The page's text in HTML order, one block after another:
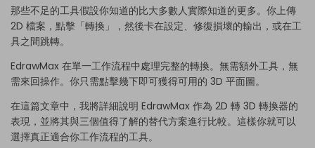
那些不足的工具假設你知道的比大多數人實際知道的更多。你上傳
2D 檔案，點擊「轉換」，然後卡在設定、修復損壞的輸出，或在工
具之間跳轉。
EdrawMax 在單一工作流程中處理完整的轉換。無需額外工具，無
需來回操作。你只需點擊幾下即可獲得可用的 3D 平面圖。
在這篇文章中，我將詳細說明 EdrawMax 作為 2D 轉 3D 轉換器的
表現，並將其與三個值得了解的替代方案進行比較。這樣你就可以
選擇真正適合你工作流程的工具。